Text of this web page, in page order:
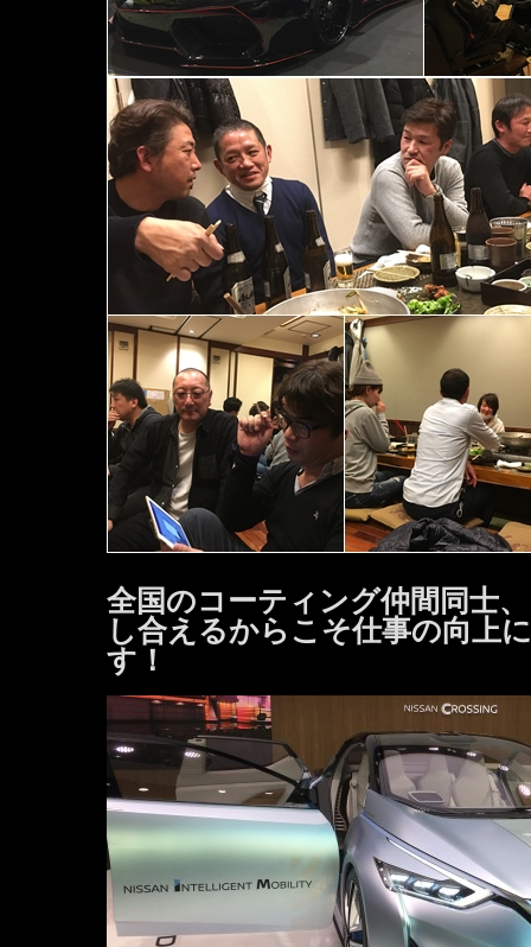
全国のコーティング仲間同士
し合えるからこそ仕事の向上
す！